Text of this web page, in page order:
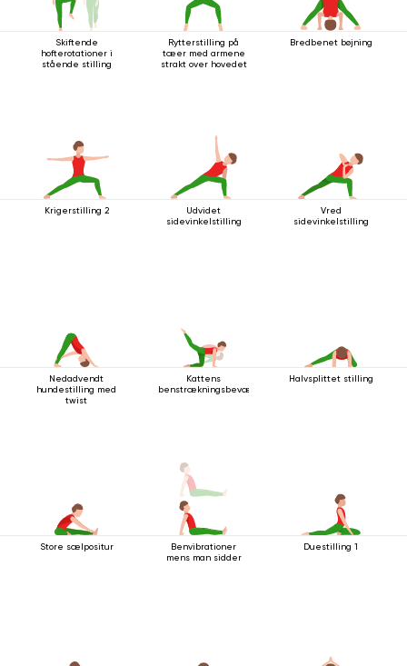
Skiftende
hofterotationer i
stående stilling
Rytterstilling på
tæer med armene
strakt over hovedet
Bredbenet bøjning
Krigerstilling 2
Udvidet
sidevinkelstilling
Vred
sidevinkelstilling
Nedadvendt
hundestilling med
twist
Kattens
benstrækningsbevægelse
Halvsplittet stilling
Store sælpositur
Benvibrationer
mens man sidder
Duestilling 1